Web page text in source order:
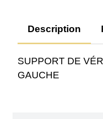
Description
SUPPORT DE
GAUCHE